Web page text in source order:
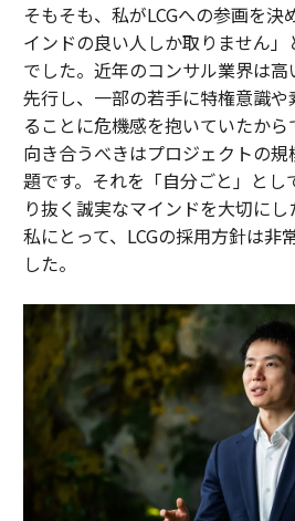
そもそも、私がLCGへの参画を決
インドの良い人しか取りません
でした。近年のコンサル業界は
先行し、一部の若手に特権意識
ることに危機感を抱いていたか
向き合うべきはプロジェクトの
題です。それを「自分ごと」とし
り抜く誠実なマインドを大切に
私にとって、LCGの採用方針は非
した。